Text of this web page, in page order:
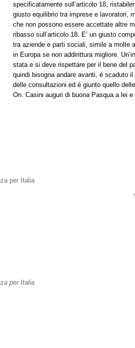
specificatamente sull’articolo 18,
giusto equilibrio tra imprese e lavoratori,
che non possono essere accettate altre
ribasso sull’articolo 18. E’ un giusto
tra aziende e parti sociali, simile a molte
in Europa se non addirittura migliore.
stata e si deve rispettare per il bene del
quindi bisogna andare avanti, è scaduto il
delle consultazioni ed è giunto quello
On. Casini auguri di buona Pasqua a lei e
per Italia
per Italia